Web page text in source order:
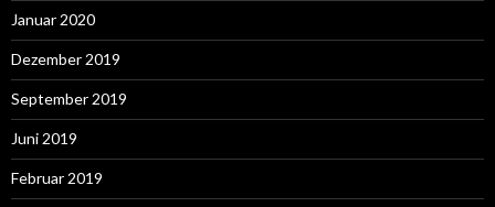
Januar 2020
Dezember 2019
September 2019
Juni 2019
Februar 2019